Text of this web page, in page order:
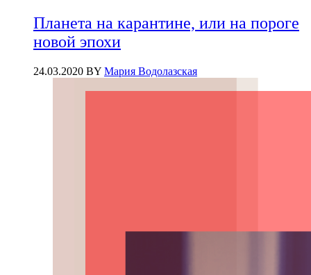
Планета на карантине, или на пороге
новой эпохи
24.03.2020 BY Мария Водолазская